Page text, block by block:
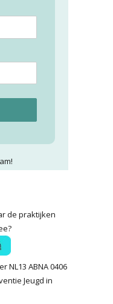
de praktijken
NL13 ABNA 0406
Jeugd in